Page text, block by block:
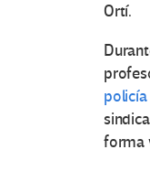
Ortí.
forma